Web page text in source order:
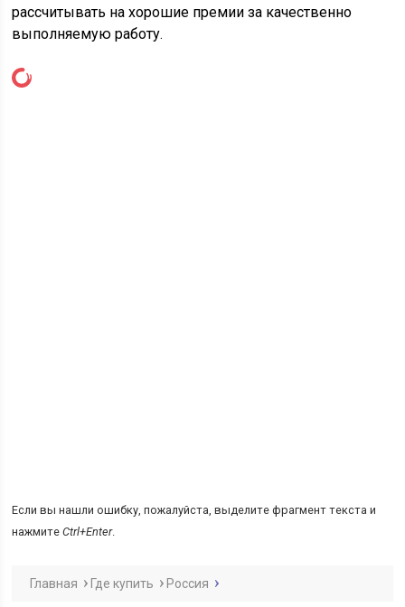
рассчитывать на хорошие премии за качественно
выполняемую работу.
Если вы нашли ошибку, пожалуйста, выделите фрагмент текста и
нажмитеCtrl+Enter.
Главная Где купить Россия